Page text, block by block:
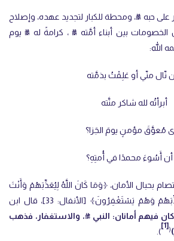
على حبه ﷺ، ومحطة للكبار لتجديد عهده، وإصلاح
بين أبناء أمَّته ﷺ ، كرامةً له ﷺ يوم
الله:
نّال منّي أو عَلِقْتُ بذمَّته
أبرأتُه لله شاكر منَّته
مُعوَّقَ مؤمنٍ يومَ الجَزا؟
أن أَسُوءَ محمدًا في أُمتِهِ؟
بحبال الأمان، ﴿وَمَا كَانَ اللَّهُ لِيُعَذِّبَهُمْ ‌وَأَنْتَ
‌فِيهِمْ وَمَا كَانَ اللَّهُ مُعَذِّبَهُمْ وَهُمْ يَسْتَغْفِرُونَ﴾ [الأنفال: 33]، قال ابن
فيهم ‌أمانان: النبي ﷺ، والاستغفار، فذهب
(
[1]
).